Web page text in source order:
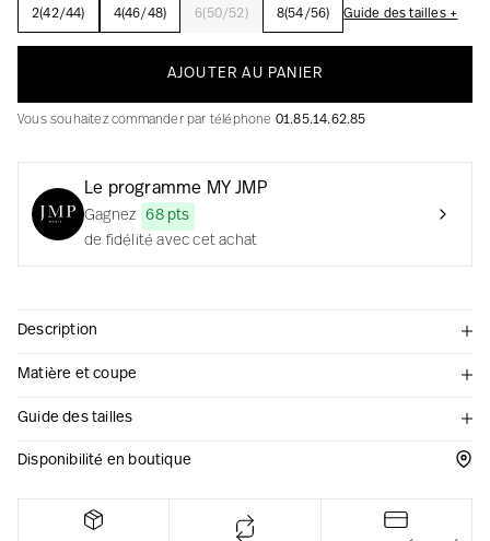
La création avec audace et passion
Une fabrication responsable en France
2(42/44) 4(46/48) 6(50/52) 8(54/56) Guide des tailles +
AJOUTER AU PANIER
Vous souhaitez commander par téléphone 01.85.14.62.85
Le programme MY JMP
Gagnez
68 pts
de fidélité avec cet achat
Description
Matière et coupe
Guide des tailles
Disponibilité en boutique